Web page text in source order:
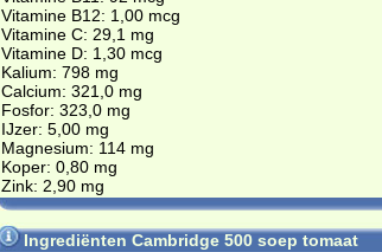
Vitamine B12: 1,00 mcg
Vitamine C: 29,1 mg
Vitamine D: 1,30 mcg
Kalium: 798 mg
Calcium: 321,0 mg
Fosfor: 323,0 mg
IJzer: 5,00 mg
Magnesium: 114 mg
Koper: 0,80 mg
Zink: 2,90 mg
Ingrediënten Cambridge 500 soep tomaat